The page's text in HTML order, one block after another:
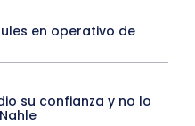
en operativo de
su confianza y no lo